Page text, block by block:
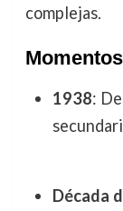
complejas.
1938:
Década